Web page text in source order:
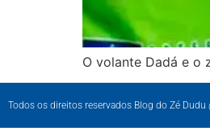
O volante Dadá e o
Todos os direitos reservados Blog do Zé Dudu